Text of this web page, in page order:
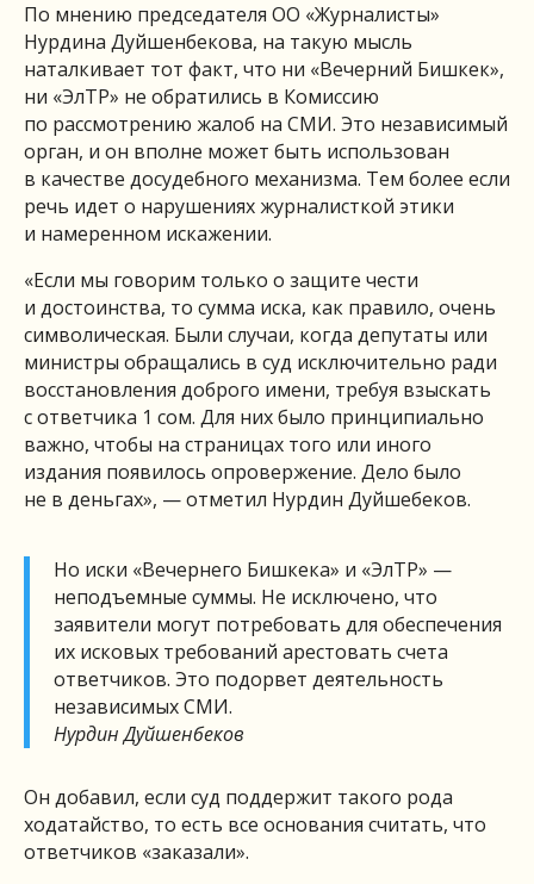
По мнению председателя ОО «Журналисты»
Нурдина Дуйшенбекова, на такую мысль
наталкивает тот факт, что ни «Вечерний Бишкек»,
ни «ЭлТР» не обратились в Комиссию
по рассмотрению жалоб на СМИ. Это независимый
орган, и он вполне может быть использован
в качестве досудебного механизма. Тем более если
речь идет о нарушениях журналисткой этики
и намеренном искажении.
«Если мы говорим только о защите чести
и достоинства, то сумма иска, как правило, очень
символическая. Были случаи, когда депутаты или
министры обращались в суд исключительно ради
восстановления доброго имени, требуя взыскать
с ответчика 1 сом. Для них было принципиально
важно, чтобы на страницах того или иного
издания появилось опровержение. Дело было
не в деньгах», — отметил Нурдин Дуйшебеков.
Но иски «Вечернего Бишкека» и «ЭлТР» —
неподъемные суммы. Не исключено, что
заявители могут потребовать для обеспечения
их исковых требований арестовать счета
ответчиков. Это подорвет деятельность
независимых СМИ.
Нурдин Дуйшенбеков
Он добавил, если суд поддержит такого рода
ходатайство, то есть все основания считать, что
ответчиков «заказали».